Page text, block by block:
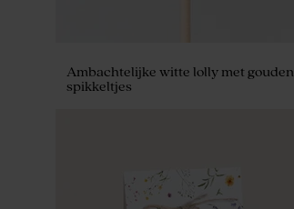
Ambachtelijke witte lolly met gouden
spikkeltjes